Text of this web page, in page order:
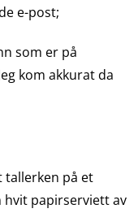
e-post;
som er på
kom akkurat da
tallerken på et
papirserviett av